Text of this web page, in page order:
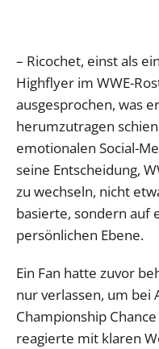
– Ricochet, einst als
Highflyer im WWE-
ausgesprochen, was
herumzutragen
emotionalen Social-
seine Entscheidung,
zu wechseln, nicht
basierte, sondern auf
persönlichen Ebene.
Ein Fan hatte zuvor
nur verlassen, um bei
Championship
reagierte mit klaren